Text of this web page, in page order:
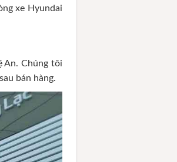
xe Hyundai
An. Chúng tôi
bán hàng.